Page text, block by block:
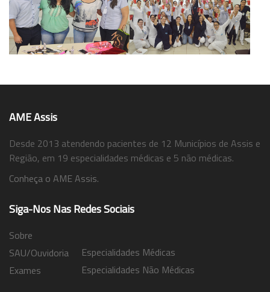
AME Assis
Desde 2013 atendendo pacientes de 12 Municípios de Assis e
Região, em 19 especialidades médicas e 5 não médicas.
Conheça o AME Assis.
Siga-Nos Nas Redes Sociais
Sobre
SAU/Ouvidoria
Exames
Especialidades Médicas
Especialidades Não Médicas